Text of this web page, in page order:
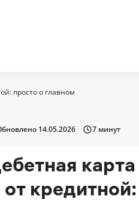
просто о главном
14.05.2026 7 минут
от